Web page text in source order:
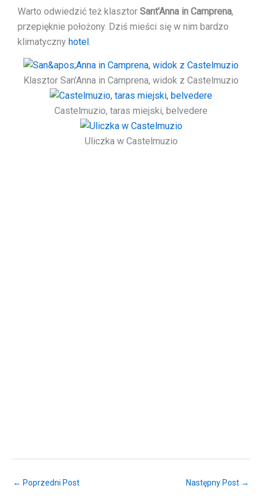
Warto odwiedzić też klasztor Sant’Anna in Camprena,
przepięknie położony. Dziś mieści się w nim bardzo
klimatyczny hotel
Klasztor San’Anna in Camprena, widok z Castelmuzio
Castelmuzio, taras miejski, belvedere
Uliczka w Castelmuzio
← Poprzedni Post Następny Post →